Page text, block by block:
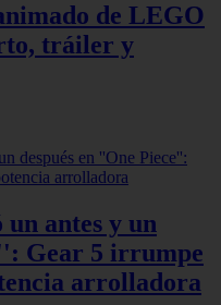
de LEGO
tráiler y
antes y un
Gear 5 irrumpe
arrolladora